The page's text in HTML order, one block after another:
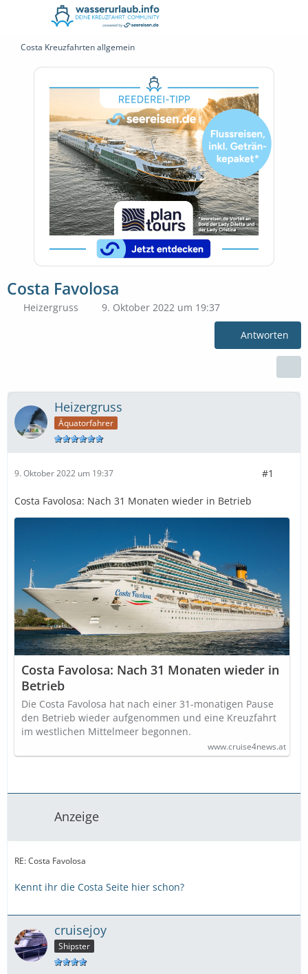
Costa Kreuzfahrten allgemein
Costa Favolosa
Heizergruss 9. Oktober 2022 um 19:37
Antworten
Heizergruss
Äquatorfahrer
9. Oktober 2022 um 19:37 #1
Costa Favolosa: Nach 31 Monaten wieder in Betrieb
Costa Favolosa: Nach 31 Monaten wieder in
Betrieb
Die Costa Favolosa hat nach einer 31-monatigen Pause
den Betrieb wieder aufgenommen und eine Kreuzfahrt
im westlichen Mittelmeer begonnen.
www.cruise4news.at
Anzeige
RE: Costa Favolosa
Kennt ihr die Costa Seite hier schon?
cruisejoy
Shipster